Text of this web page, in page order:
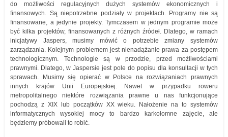
do możliwości regulacyjnych dużych systemów ekonomicznych i
finansowych. Są niepotrzebne podziały w projektach. Programy nie są
finansowane, a jedynie projekty. Tymczasem w jednym programie może
być kilka projektów, finansowanych z różnych źródeł. Dlatego, w ramach
inicjatywy Jaspers, musimy mówić o potrzebie zmiany systemów
zarządzania. Kolejnym problemem jest nienadążanie prawa za postępem
technologicznym. Technologie są w przodzie, przed możliwościami
prawnymi. Dlatego, w Jaspersie jest pole do popisu dla konsultacji w tych
sprawach. Musimy się opierać w Polsce na rozwiązaniach prawnych
innych krajów Unii Europejskiej. Nawet w przypadku roweru
metropolitalnego niektóre rozwiązania prawne u nas funkcjonujące
pochodzą z XIX lub początków XX wieku. Nałożenie na to systemów
informatycznych wysokiej mocy to bardzo karkołomne zajęcie, ale
będziemy próbowali to robić.